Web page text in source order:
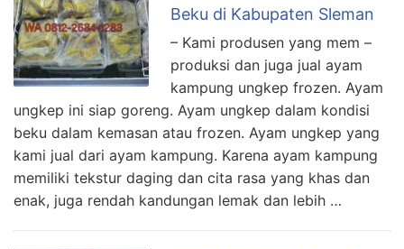
Beku di Kabupaten Sleman
– Kami produsen yang mem –
produksi dan juga jual ayam
kampung ungkep frozen. Ayam
ungkep ini siap goreng. Ayam ungkep dalam kondisi
beku dalam kemasan atau frozen. Ayam ungkep yang
kami jual dari ayam kampung. Karena ayam kampung
memiliki tekstur daging dan cita rasa yang khas dan
enak, juga rendah kandungan lemak dan lebih …